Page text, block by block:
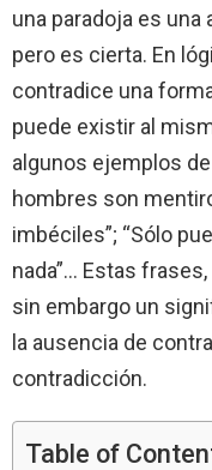
una paradoja es
pero es cierta. En
contradice una
puede existir al
algunos ejemplos
hombres son
imbéciles”; “Sólo
nada”… Estas
sin embargo un
la ausencia de
contradicción.
Table of